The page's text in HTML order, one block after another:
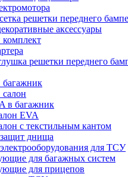
решетки переднего
аксессуары
решетки переднего
багажник
в багажник
EVA
с текстильным кантом
днища
для ТСУ
для багажных систем
для прицепов